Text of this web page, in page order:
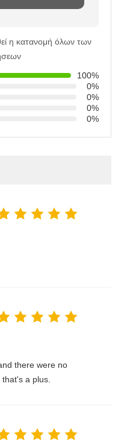
η κατανομή όλων των
100%
0%
0%
0%
0%
there were no
a plus.